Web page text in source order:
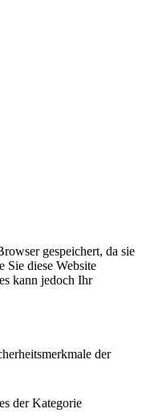
gespeichert, da sie
Sie diese Website
kann jedoch Ihr
der
der Kategorie